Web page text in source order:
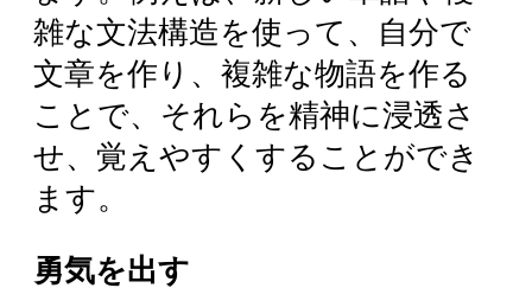
雑な文法構造を使って、自分で
文章を作り、複雑な物語を作る
ことで、それらを精神に浸透さ
せ、覚えやすくすることができ
ます。
勇気を出す